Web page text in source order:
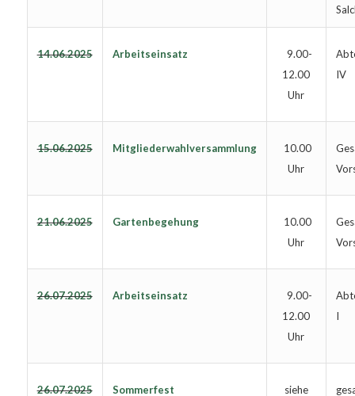
14.06.2025 Arbeitseinsatz
9.00-
12.00
Uhr
IV
15.06.2025 Mitgliederwahlversammlung
10.00
Uhr
21.06.2025 Gartenbegehung
10.00
Uhr
26.07.2025 Arbeitseinsatz
9.00-
12.00
Uhr
I
26.07.2025 Sommerfest
siehe